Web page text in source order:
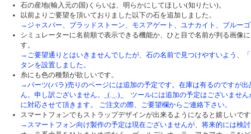
石の産地(輸入元の国)くらいは、明らかにしてほしい(知りたい)。
以前よりご要望を頂いておりました以下の石を追加しました。
→ジャスパー、ブラッドストーン、モスアゲート、ユナカイト、ブルー
シミュレーターに名前順で表示できる機能か、ひと目で名前が判る画像
す。
→ご要望通りとはいきませんでしたが、石の名前で見つけやすいよう、
タンを設置しました。
糸にも色の種類が欲しいです。
→パーツ(バラ)売りのページには追加の予定です。在庫は有るのですが
ん。申し訳ございません。_(._.)_ ツールには追加の予定はございませ
に対応させて頂きます。 ご注文の際、ご要望欄からご連絡下さい。
スマートフォンでもストラップデザインが出来るようになると嬉しいです
→スマートフォン向け製作の予定は現在ございませんが、将来的には検討